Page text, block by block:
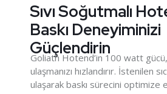
Sıvı Soğutmalı
Baskı Deneyiminizi
Güçlendirin
Goliath Hotend’in 100 watt
ulaşmanızı hızlandırır. İstenilen
ulaşarak baskı sürecini optimize